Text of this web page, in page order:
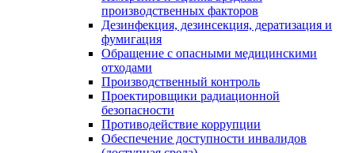
производственных факторов
Дезинфекция, дезинсекция, дератизация и
фумигация
Обращение с опасными медицинскими
отходами
Производственный контроль
Проектировщики радиационной
безопасности
Противодействие коррупции
Обеспечение доступности инвалидов